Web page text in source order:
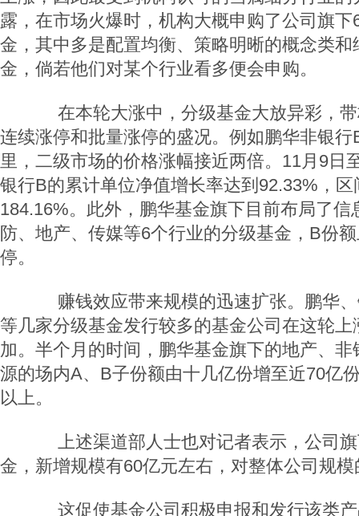
露，在市场火爆时，机构大概申购了公司旗
金，其中多是配置均衡、策略明晰的概念类
金，倘若他们对某个行业看多便会申购。
在本轮大涨中，分级基金大放异彩，带
连续涨停和批量涨停的盛况。例如鹏华非银
里，二级市场的价格涨幅接近两倍。11月9日
银行B的累计单位净值增长率达到92.33%，
184.16%。此外，鹏华基金旗下目前布局了信
防、地产、传媒等6个行业的分级基金，B份
停。
赚钱效应带来规模的迅速扩张。鹏华、
等几家分级基金发行较多的基金公司在这轮
加。半个月的时间，鹏华基金旗下的地产、
源的场内A、B子份额由十几亿份增至近70亿
以上。
上述渠道部人士也对记者表示，公司旗
金，新增规模有60亿元左右，对整体公司规
这促使基金公司积极申报和发行该类产